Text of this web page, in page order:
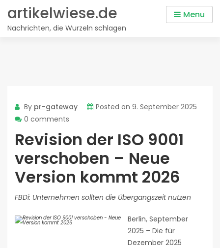
content
artikelwiese.de
Nachrichten, die Wurzeln schlagen
Menu
By pr-gateway Posted on 9. September 2025
0 comments
Revision der ISO 9001
verschoben – Neue
Version kommt 2026
FBDi: Unternehmen sollten die Übergangszeit nutzen
Berlin, September
2025 – Die für
Dezember 2025